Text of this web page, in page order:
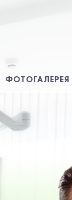
ФОТОГАЛЕРЕЯ